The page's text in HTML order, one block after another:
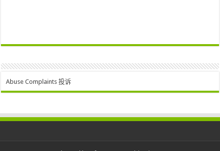
Abuse Complaints 投诉